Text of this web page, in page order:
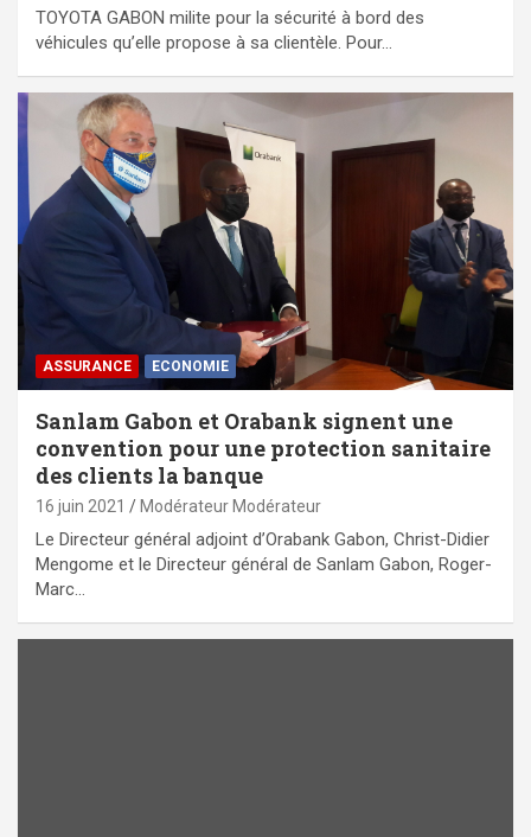
TOYOTA GABON milite pour la sécurité à bord des
véhicules qu’elle propose à sa clientèle. Pour…
ASSURANCE ECONOMIE
Sanlam Gabon et Orabank signent une
convention pour une protection sanitaire
des clients la banque
16 juin 2021 Modérateur Modérateur
Le Directeur général adjoint d’Orabank Gabon, Christ-Didier
Mengome et le Directeur général de Sanlam Gabon, Roger-
Marc…